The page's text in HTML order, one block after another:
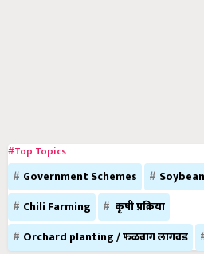
#Top Topics
Government Schemes
Chili Farming
कृषी प्रक्रिया
Orchard planting / फळबाग लागवड